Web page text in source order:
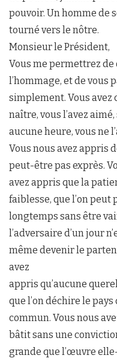
pouvoir. Un homme de
tourné vers le nôtre.
Monsieur le Président,
Vous me permettrez
l’hommage, et de vous
simplement. Vous avez
naître, vous l’avez
aucune heure, vous ne
Vous nous avez appris
peut-être pas exprès.
avez appris que la
faiblesse, que l’on peut
longtemps sans être
l’adversaire d’un jour
même devenir le
avez
appris qu’aucune
que l’on déchire le
commun. Vous nous
bâtit sans une
grande que l’œuvre